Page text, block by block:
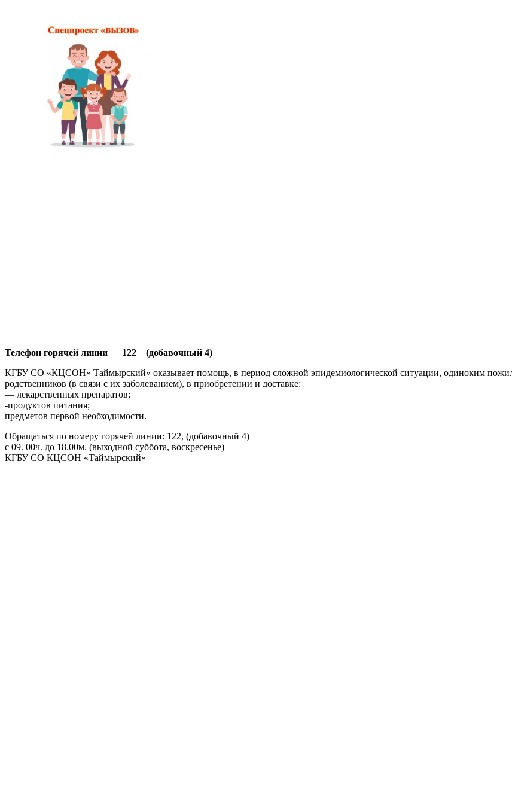
Телефон горячей линии 122 (добавочный 4)
КГБУ СО «КЦСОН» Таймырский» оказывает помощь, в период сложной эпидемиологической ситуации, одиноким
родственников (в связи с их заболеванием), в приобретении и доставке:
— лекарственных препаратов;
-продуктов питания;
предметов первой необходимости.
Обращаться по номеру горячей линии: 122, (добавочный 4)
с 09. 00ч. до 18.00м. (выходной суббота, воскресенье)
КГБУ СО КЦСОН «Таймырский»